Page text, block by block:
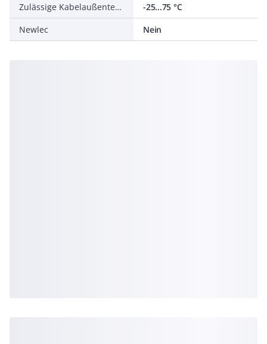
Zulässige Kabelaußentemperatur nach Montage ohne Erschütterung
-25...75 °C
Newlec
Nein